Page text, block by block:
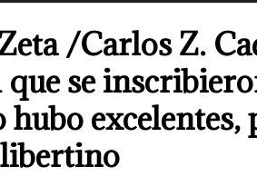
/Carlos Z.
que se
hubo excelentes,